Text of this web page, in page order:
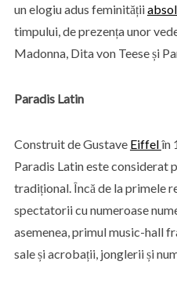
un elogiu adus feminității
timpului, de prezența unor
Madonna, Dita von Teese și
Paradis Latin
Construit de Gustave Eiffelîn
Paradis Latin este considerat
tradițional. Încă de la primele
spectatorii cu numeroase
asemenea, primul music-hall
sale și acrobații, jonglerii și